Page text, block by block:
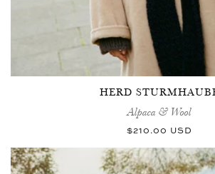
HERD
Alpaca & Wool
Normaler
$210.00 USD